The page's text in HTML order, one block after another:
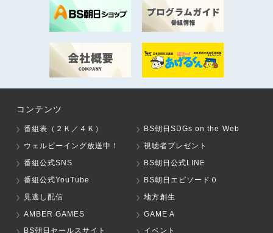
コンテンツ
番組表（２Ｋ／４Ｋ）
BS朝日SDGs on the Web
ウェルビーイング放送中！
視聴者プレゼント
番組公式SNS
BS朝日公式LINE
番組公式YouTube
BS朝日エピソード０
見逃し配信
地方創生
AMBER GAMES
GAME A
BS朝日セールスサイト
イベント